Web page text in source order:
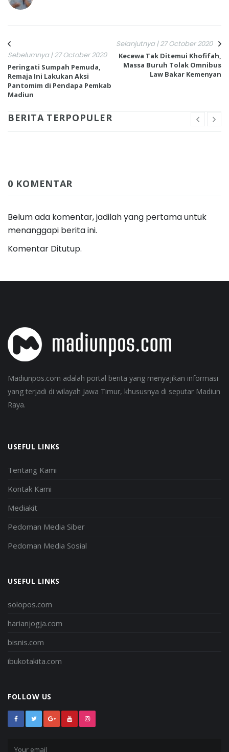
Sebelumnya | 27 October 2020
Peringati Sumpah Pemuda,
Remaja Ini Lakukan Aksi
Pantomim di Pendapa Pemkab
Madiun
Selanjutnya | 27 October 2020
Kecewa Tak Ditemui Khofifah,
Massa Buruh Tolak Omnibus
Law Bakar Kemenyan
BERITA TERPOPULER
0 KOMENTAR
Belum ada komentar, jadilah yang pertama untuk
menanggapi berita ini.
Komentar Ditutup.
Madiunpos.com adalah portal berita yang menyajikan informasi
yang terjadi di wilayah Jawa Timur, khususnya di seputar Madiun
Raya.
USEFUL LINKS
Tentang Kami
Kontak Kami
Mediakit
Pedoman Media Siber
Pedoman Media Sosial
USEFUL LINKS
solopos.com
harianjogja.com
bisnis.com
ibukotakita.com
FOLLOW US